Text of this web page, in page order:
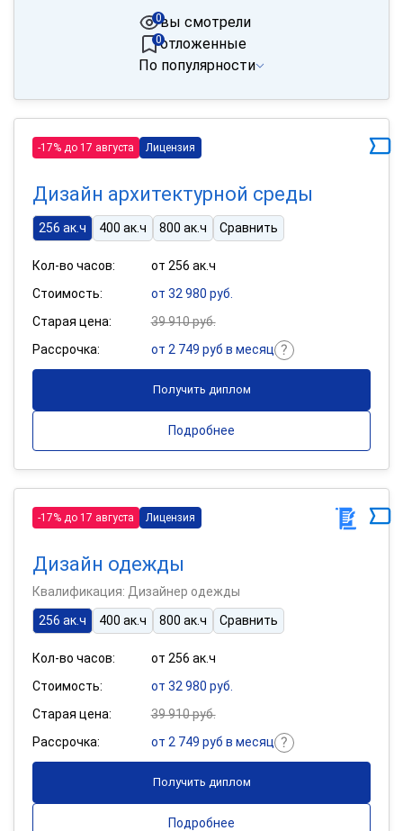
вы смотрели
0
отложенные
0
По популярности
-17% до 17 августа Лицензия
Дизайн архитектурной среды
256 ак.ч 400 ак.ч 800 ак.ч Сравнить
Кол-во часов:
от 256 ак.ч
Стоимость:
от 32 980 руб.
Старая цена:
39 910 руб.
Рассрочка:
от 2 749 руб в месяц
Получить диплом
Подробнее
-17% до 17 августа Лицензия
Дизайн одежды
Квалификация: Дизайнер одежды
256 ак.ч
400 ак.ч 800 ак.ч Сравнить
Кол-во часов:
от 256 ак.ч
Стоимость:
от 32 980 руб.
Старая цена:
39 910 руб.
Рассрочка:
от 2 749 руб в месяц
Получить диплом
Подробнее